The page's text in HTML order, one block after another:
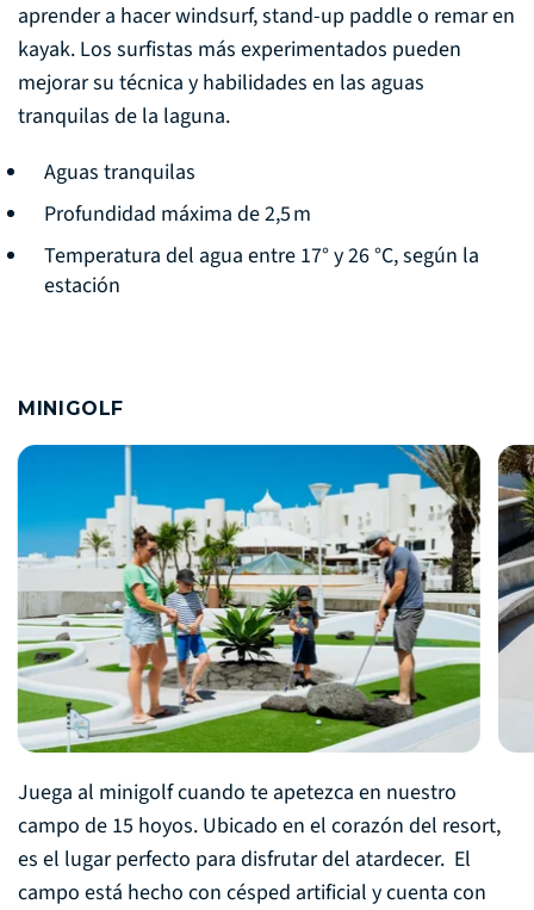
aprender a hacer windsurf, stand-up paddle o remar en
kayak. Los surfistas más experimentados pueden
mejorar su técnica y habilidades en las aguas
tranquilas de la laguna.
Aguas tranquilas
Profundidad máxima de 2,5 m
Temperatura del agua entre 17° y 26 °C, según la
estación
MINIGOLF
Juega al minigolf cuando te apetezca en nuestro
campo de 15 hoyos. Ubicado en el corazón del resort,
es el lugar perfecto para disfrutar del atardecer. El
campo está hecho con césped artificial y cuenta con